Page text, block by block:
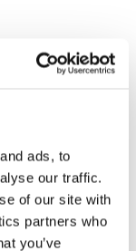
ads, to
our traffic.
of our site with
partners who
you’ve